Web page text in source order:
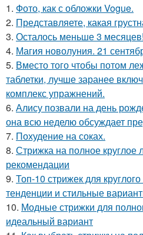
1. Фото, как с обложки Vogue.
2. Представляете, какая
3. Осталось меньше 3 месяцев!
4. Магия новолуния. 21
5. Вместо того чтобы потом
таблетки, лучше заранее
комплекс упражнений.
6. Алису позвали на день
она всю неделю обсуждает
7. Похудение на соках.
8. Стрижка на полное круглое
рекомендации
9. Топ-10 стрижек для
тенденции и стильные
10. Модные стрижки для
идеальный вариант